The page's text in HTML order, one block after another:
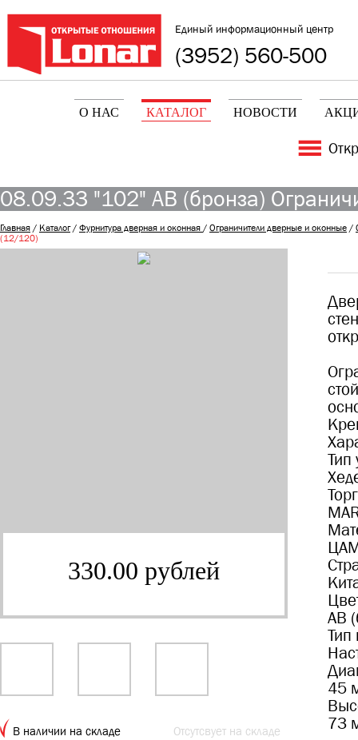
Единый информационный центр
(3952) 560-500
О НАС КАТАЛОГ НОВОСТИ
08.09.33 "102" AB (бронза)
Главная/ Каталог/Фурнитура дверная и оконная/Ограничители дверные и оконные/
(12/120)
330.00 рублей
В наличии на складе Отсутсвует на складе
Тип
AB
Тип
45
73